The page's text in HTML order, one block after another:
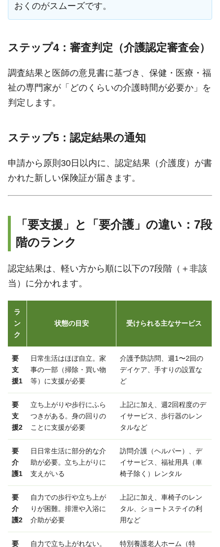
おくのがスムーズです。
ステップ4：審査判定（介護認定審査会）
調査結果と医師の意見書に基づき、保健・医療・福
祉の専門家が「どのくらいの介護時間が必要か」を
判定します。
ステップ5：認定結果の通知
申請から原則30日以内に、認定結果（介護度）が書
かれた新しい保険証が届きます。
「要支援」と「要介護」の違い：7段
階のランク
認定結果は、軽い方から順に以下の7段階（＋非該
当）に分かれます。
ラ
ン
ク
状態の目安 受けられる主なサービス
要
支
援1
日常生活はほぼ自立。家
事の一部（掃除・買い物
等）に支援が必要
介護予防訪問、週1〜2回の
デイケア、手すりの設置な
ど
要
支
援2
立ち上がりや歩行にふら
つきがある。身の回りの
ことに支援が必要
上記に加え、週2回程度のデ
イサービス、歩行器のレン
タルなど
要
介
護1
日日常生活に部分的な介
助が必要。立ち上がりに
支えがいる
訪問介護（ヘルパー）、デ
イサービス、福祉用具（車
椅子除く）レンタル
要
介
護2
自力での歩行や立ち上が
りが困難。排泄や入浴に
介助が必要
上記に加え、車椅子のレン
タル、ショートステイの利
用など
要 自力で立ち上がれない。 特別養護老人ホーム（特